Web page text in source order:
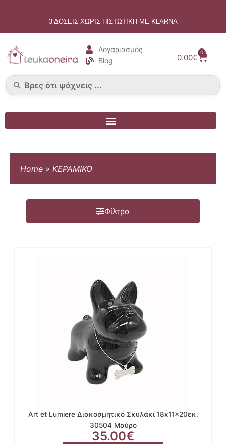
3 ΔΟΣΕΙΣ ΧΩΡΙΣ ΠΙΣΤΩΤΙΚΗ ΜΕ KLARNA
Search
...
Λογαριασμός
Blog
0.00€
0
Cart
Home » ΚΕΡΑΜΙΚΟ
Φίλτρα
Art et Lumiere Διακοσμητικό Σκυλάκι 18x11x20εκ.
30504 Μαύρο
35.00€